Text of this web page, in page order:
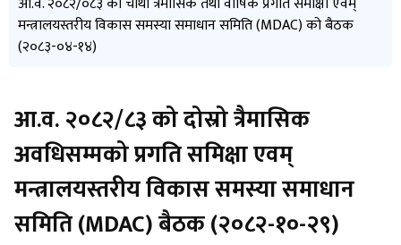
मन्त्रालयस्तरीय विकास समस्या समाधान समिति (MDAC) को बैठक
(२०८३-०४-१४)
नियमावली, २०६५ को नियम ३ बमोजिम सार्वजनिक गरिएको विवरण
(२०८३ वैशाख देखि २०८३ असारसम्म)
आ.व. २०८२/८३ को दोस्रो त्रैमासिक
अवधिसम्मको प्रगति समिक्षा एवम्
मन्त्रालयस्तरीय विकास समस्या समाधान
समिति (MDAC) बैठक (२०८२-१०-२९)